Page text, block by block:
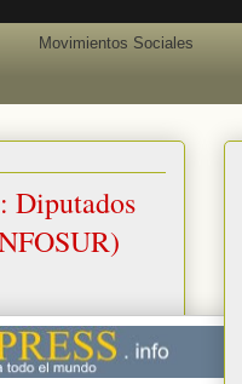
Movimientos Sociales
Diputados